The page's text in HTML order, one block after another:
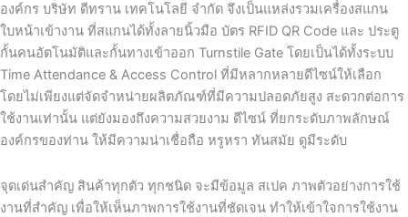
องค์กร บริษัท ดีทราน เทคโนโลยี จำกัด จึงเป็นแหล่งรวมเครื่องสแกน
ใบหน้าเข้างาน ที่สแกนได้ทั้งลายนิ้วมือ บัตร RFID QR Code และ ประตู
กั้นคนอัตโนมัติและกั้นทางเข้าออก Turnstile Gate โดยเป็นได้ทั้งระบบ
Time Attendance & Access Control ที่มีหลากหลายดีไซน์ให้เลือก
โดยไม่เพียงแต่จัดจำหน่ายผลิตภัณฑ์ที่มีความปลอดภัยสูง สะดวกต่อการ
ใช้งานเท่านั้น แต่ยังมองถึงความสวยงาม ดีไซน์ ที่ยกระดับภาพลักษณ์
องค์กรของท่าน ให้มีความน่าเชื่อถือ หรูหรา ทันสมัย ดูมีระดับ
จุดเด่นสำคัญ สินค้าทุกตัว ทุกชนิด จะมีข้อมูล สเปค ภาพตัวอย่างการใช้
งานที่สำคัญ เพื่อให้เห็นภาพการใช้งานที่ชัดเจน ทำให้เข้าใจการใช้งาน